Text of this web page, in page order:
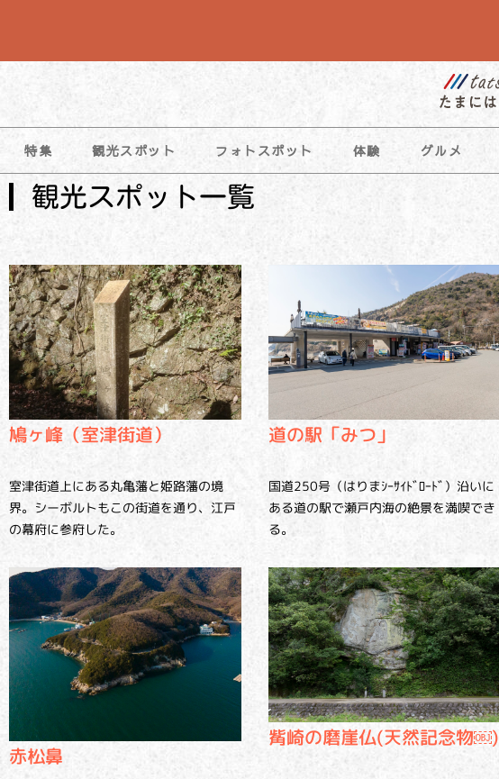
特集 観光スポット フォトスポット 体験 グルメ
観光スポット一覧
鳩ヶ峰（室津街道）
室津街道上にある丸亀藩と姫路藩の境
界。シーボルトもこの街道を通り、江戸
の幕府に参府した。
道の駅「みつ」
国道250号（はりまｼｰｻｲﾄﾞﾛｰﾄﾞ）沿いに
ある道の駅で瀬戸内海の絶景を満喫でき
る。
赤松鼻
觜崎の磨崖仏(天然記念物￼)